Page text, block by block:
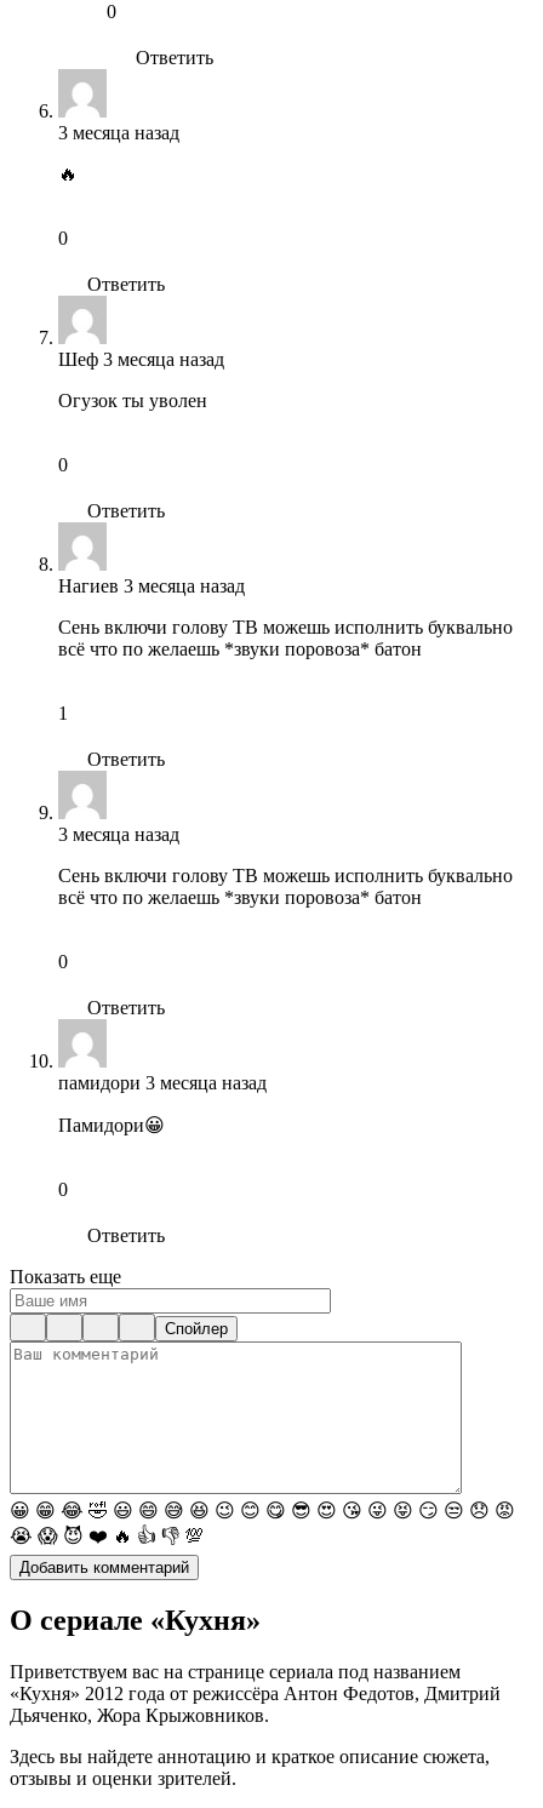
0
Ответить
3 месяца назад
🔥
0
Ответить
Шеф 3 месяца назад
Огузок ты уволен
0
Ответить
Нагиев 3 месяца назад
Сень включи голову ТВ можешь исполнить буквально
всё что по желаешь *звуки поровоза* батон
1
Ответить
3 месяца назад
Сень включи голову ТВ можешь исполнить буквально
всё что по желаешь *звуки поровоза* батон
0
Ответить
памидори 3 месяца назад
Памидори😀
0
Ответить
Показать еще
Спойлер
😀 😁 😂 🤣 😃 😄 😅 😆 😉 😊 😋 😎 😍 😘 😜 😝 😏 😒 😞 😡
😭 😱 😈 ❤️ 🔥 👍 👎 💯
О сериале «Кухня»
Приветствуем вас на странице сериала под названием
«Кухня» 2012 года от режиссёра Антон Федотов, Дмитрий
Дьяченко, Жора Крыжовников.
Здесь вы найдете аннотацию и краткое описание сюжета,
отзывы и оценки зрителей.